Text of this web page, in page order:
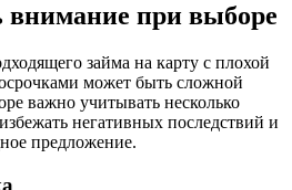
внимание при выборе
займа на карту с плохой
может быть сложной
важно учитывать несколько
негативных последствий и
предложение.